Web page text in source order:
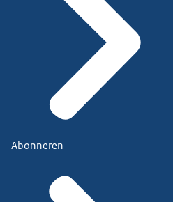
Abonneren